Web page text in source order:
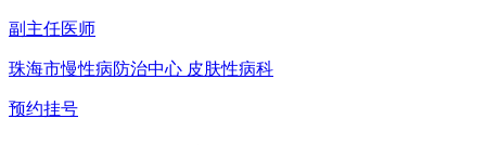
副主任医师
珠海市慢性病防治中心 皮肤性病科
预约挂号